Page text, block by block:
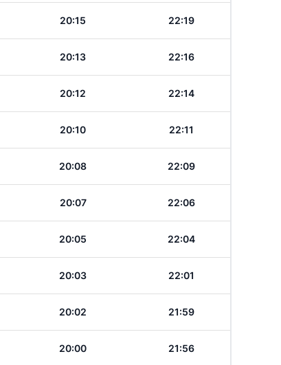
20:15 22:19
20:13 22:16
20:12 22:14
20:10 22:11
20:08 22:09
20:07 22:06
20:05 22:04
20:03 22:01
20:02 21:59
20:00 21:56